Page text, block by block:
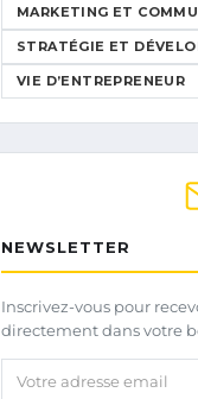
MARKETING ET
STRATÉGIE ET
VIE D’ENTREPRENEUR
NEWSLETTER
Inscrivez-vous pour
directement dans votre
Votre adresse email